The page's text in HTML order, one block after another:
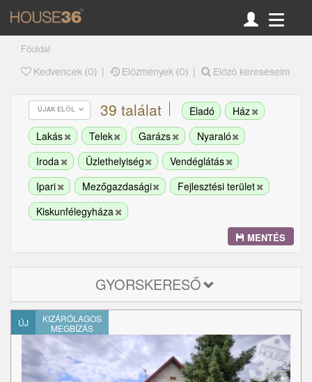
Főoldal
Kedvencek (0) | Előzmények (0) | Előző kereséseim
ÚJAK ELÖL 39 találat Eladó
Ház
Lakás
Telek Garázs
Nyaraló
Iroda
Üzlethelyiség
Vendéglátás
Ipari
Mezőgazdasági
Fejlesztési terület
Kiskunfélegyháza
MENTÉS
GYORSKERESŐ
ÚJ
KIZÁRÓLAGOS
MEGBÍZÁS